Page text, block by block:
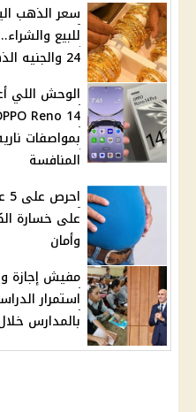
24 والجنيه الذهب
الوحش اللي
بمواصفات
المنافسة
على خسارة
وأمان
مفيش إجازة
استمرار
بالمدارس